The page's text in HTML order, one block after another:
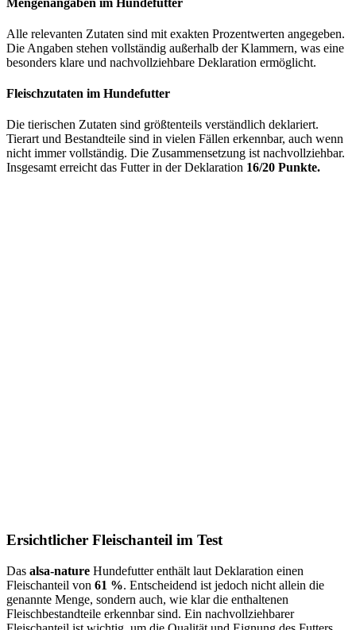
Alle relevanten Zutaten sind mit exakten Prozentwerten angegeben.
Die Angaben stehen vollständig außerhalb der Klammern, was eine
besonders klare und nachvollziehbare Deklaration ermöglicht.
Fleischzutaten im Hundefutter
Die tierischen Zutaten sind größtenteils verständlich deklariert.
Tierart und Bestandteile sind in vielen Fällen erkennbar, auch wenn
nicht immer vollständig. Die Zusammensetzung ist nachvollziehbar.
Insgesamt erreicht das Futter in der Deklaration 16/20 Punkte.
Ersichtlicher Fleischanteil im Test
Das alsa-nature Hundefutter enthält laut Deklaration einen
Fleischanteil von 61 %. Entscheidend ist jedoch nicht allein die
genannte Menge, sondern auch, wie klar die enthaltenen
Fleischbestandteile erkennbar sind. Ein nachvollziehbarer